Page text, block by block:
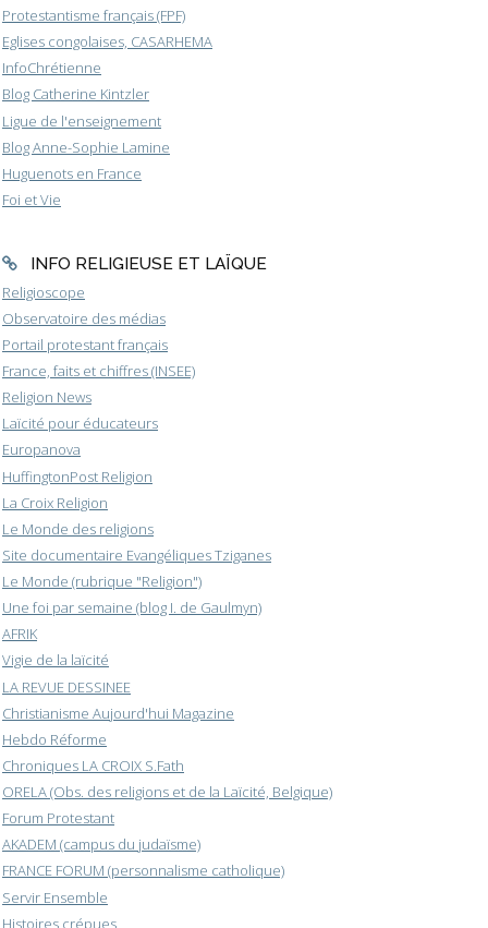
Protestantisme français (FPF)
Eglises congolaises, CASARHEMA
InfoChrétienne
Blog Catherine Kintzler
Ligue de l'enseignement
Blog Anne-Sophie Lamine
Huguenots en France
Foi et Vie
INFO RELIGIEUSE ET LAÏQUE
Religioscope
Observatoire des médias
Portail protestant français
France, faits et chiffres (INSEE)
Religion News
Laïcité pour éducateurs
Europanova
HuffingtonPost Religion
La Croix Religion
Le Monde des religions
Site documentaire Evangéliques Tziganes
Le Monde (rubrique "Religion")
Une foi par semaine (blog I. de Gaulmyn)
AFRIK
Vigie de la laïcité
LA REVUE DESSINEE
Christianisme Aujourd'hui Magazine
Hebdo Réforme
Chroniques LA CROIX S.Fath
ORELA (Obs. des religions et de la Laïcité, Belgique)
Forum Protestant
AKADEM (campus du judaïsme)
FRANCE FORUM (personnalisme catholique)
Servir Ensemble
Histoires crépues